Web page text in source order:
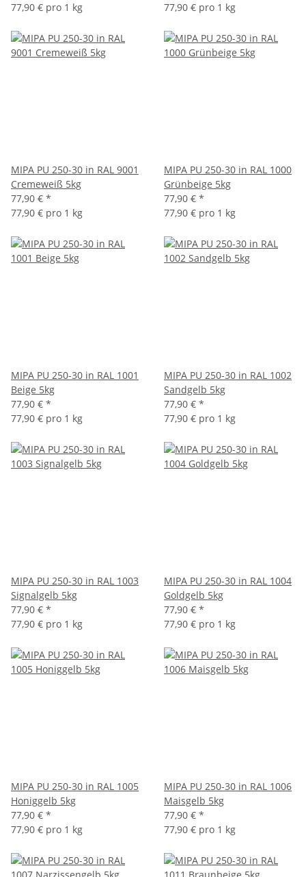
77,90 € pro 1 kg
77,90 € pro 1 kg
MIPA PU 250-30 in RAL 9001
Cremeweiß 5kg
77,90 € *
77,90 € pro 1 kg
MIPA PU 250-30 in RAL 1000
Grünbeige 5kg
77,90 € *
77,90 € pro 1 kg
MIPA PU 250-30 in RAL 1001
Beige 5kg
77,90 € *
77,90 € pro 1 kg
MIPA PU 250-30 in RAL 1002
Sandgelb 5kg
77,90 € *
77,90 € pro 1 kg
MIPA PU 250-30 in RAL 1003
Signalgelb 5kg
77,90 € *
77,90 € pro 1 kg
MIPA PU 250-30 in RAL 1004
Goldgelb 5kg
77,90 € *
77,90 € pro 1 kg
MIPA PU 250-30 in RAL 1005
Honiggelb 5kg
77,90 € *
77,90 € pro 1 kg
MIPA PU 250-30 in RAL 1006
Maisgelb 5kg
77,90 € *
77,90 € pro 1 kg